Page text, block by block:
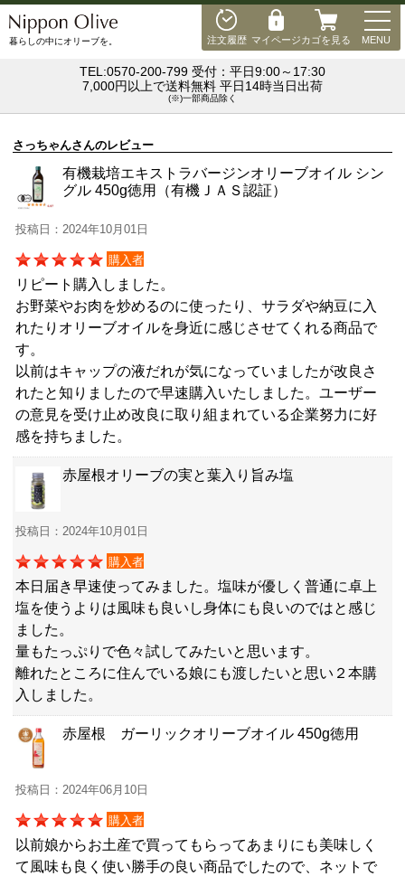
注文履歴 マイページカゴを見る MENU
暮らしの中にオリーブを。
TEL:0570-200-799 受付：平日9:00～17:30
7,000円以上で送料無料 平日14時当日出荷
(※)一部商品除く
さっちゃんさんのレビュー
有機栽培エキストラバージンオリーブオイル シン
グル 450g徳用（有機ＪＡＳ認証）
投稿日：2024年10月01日
購入者
リピート購入しました。
お野菜やお肉を炒めるのに使ったり、サラダや納豆に入
れたりオリーブオイルを身近に感じさせてくれる商品で
す。
以前はキャップの液だれが気になっていましたが改良さ
れたと知りましたので早速購入いたしました。ユーザー
の意見を受け止め改良に取り組まれている企業努力に好
感を持ちました。
赤屋根オリーブの実と葉入り旨み塩
投稿日：2024年10月01日
購入者
本日届き早速使ってみました。塩味が優しく普通に卓上
塩を使うよりは風味も良いし身体にも良いのではと感じ
ました。
量もたっぷりで色々試してみたいと思います。
離れたところに住んでいる娘にも渡したいと思い２本購
入しました。
赤屋根 ガーリックオリーブオイル 450g徳用
投稿日：2024年06月10日
購入者
以前娘からお土産で買ってもらってあまりにも美味しく
て風味も良く使い勝手の良い商品でしたので、ネットで